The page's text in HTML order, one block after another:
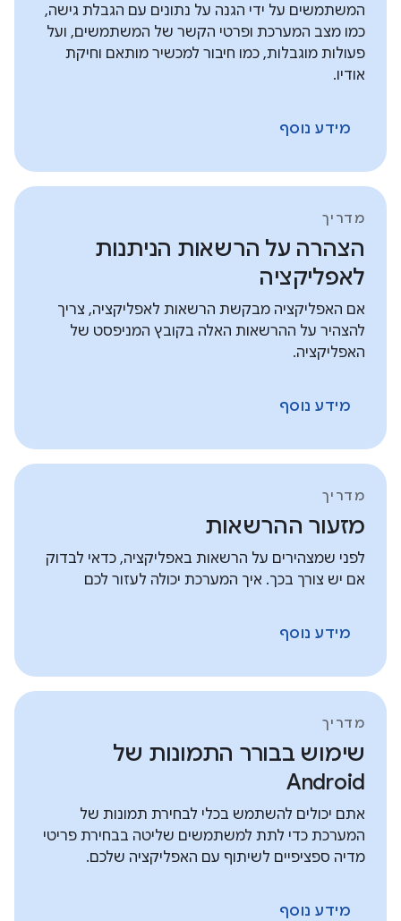
המשתמשים על ידי הגנה על נתונים עם הגבלת גישה,
כמו מצב המערכת ופרטי הקשר של המשתמשים, ועל
פעולות מוגבלות, כמו חיבור למכשיר מותאם וחיקת
אודיו.
מידע נוסף
מדריך
הצהרה על הרשאות הניתנות
לאפליקציה
אם האפליקציה מבקשת הרשאות לאפליקציה, צריך
להצהיר על ההרשאות האלה בקובץ המניפסט של
האפליקציה.
מידע נוסף
מדריך
מזעור ההרשאות
לפני שמצהירים על הרשאות באפליקציה, כדאי לבדוק
אם יש צורך בכך. איך המערכת יכולה לעזור לכם
מידע נוסף
מדריך
שימוש בבורר התמונות של
Android
אתם יכולים להשתמש בכלי לבחירת תמונות של
המערכת כדי לתת למשתמשים שליטה בבחירת פריטי
מדיה ספציפיים לשיתוף עם האפליקציה שלכם.
מידע נוסף